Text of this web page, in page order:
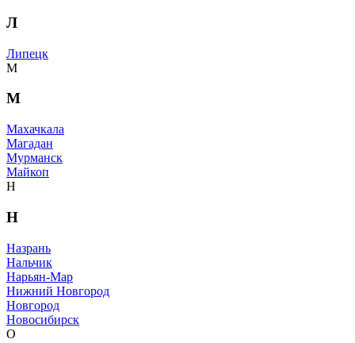
Л
Липецк
М
М
Махачкала
Магадан
Мурманск
Майкоп
Н
Н
Назрань
Нальчик
Нарьян-Мар
Нижний Новгород
Новгород
Новосибирск
О